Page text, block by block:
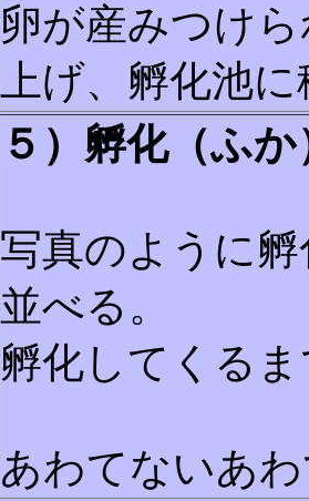
卵が産みつけ
上げ、孵化池
５）孵化（ふか
写真のように
並べる。
孵化してくる
あわてないあ